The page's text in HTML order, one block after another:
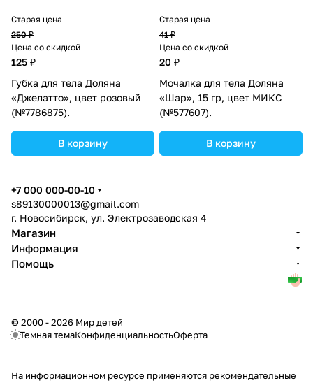
Старая цена
250 ₽
Цена со скидкой
125 ₽
Губка для тела Доляна
«Джелатто», цвет розовый
(№7786875).
В корзину
Старая цена
41 ₽
Цена со скидкой
20 ₽
Мочалка для тела Доляна
«Шар», 15 гр, цвет МИКС
(№577607).
В корзину
+7 000 000-00-10
s89130000013@gmail.com
г. Новосибирск, ул. Электрозаводская 4
Магазин
Информация
Помощь
© 2000 - 2026 Мир детей
Темная темаКонфиденциальностьОферта
На информационном ресурсе применяются рекомендательные